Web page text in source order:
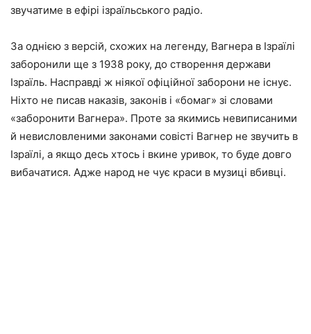
звучатиме в ефірі ізраїльського радіо.
За однією з версій, схожих на легенду, Вагнера в Ізраїлі
заборонили ще з 1938 року, до створення держави
Ізраїль. Насправді ж ніякої офіційної заборони не існує.
Ніхто не писав наказів, законів і «бомаг» зі словами
«заборонити Вагнера». Проте за якимись невиписаними
й невисловленими законами совісті Вагнер не звучить в
Ізраїлі, а якщо десь хтось і вкине уривок, то буде довго
вибачатися. Адже народ не чує краси в музиці вбивці.